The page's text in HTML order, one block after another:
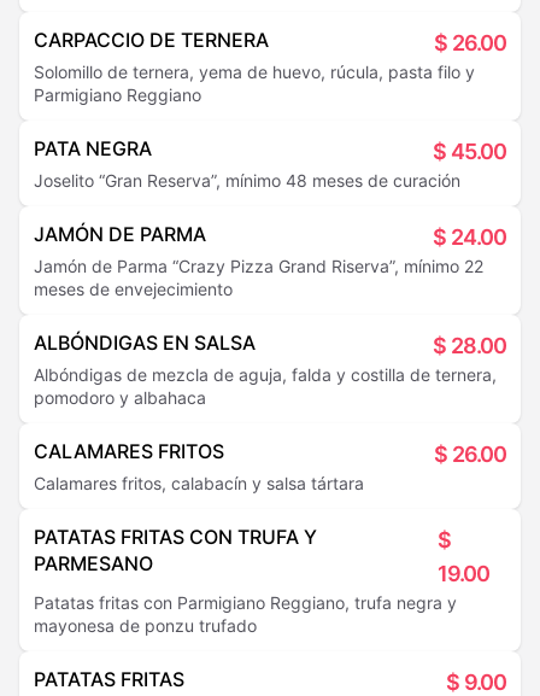
CARPACCIO DE TERNERA $ 26.00
Solomillo de ternera, yema de huevo, rúcula, pasta filo y
Parmigiano Reggiano
PATA NEGRA $ 45.00
Joselito “Gran Reserva”, mínimo 48 meses de curación
JAMÓN DE PARMA $ 24.00
Jamón de Parma “Crazy Pizza Grand Riserva”, mínimo 22
meses de envejecimiento
ALBÓNDIGAS EN SALSA $ 28.00
Albóndigas de mezcla de aguja, falda y costilla de ternera,
pomodoro y albahaca
CALAMARES FRITOS $ 26.00
Calamares fritos, calabacín y salsa tártara
PATATAS FRITAS CON TRUFA Y
PARMESANO
$
19.00
Patatas fritas con Parmigiano Reggiano, trufa negra y
mayonesa de ponzu trufado
PATATAS FRITAS $ 9.00